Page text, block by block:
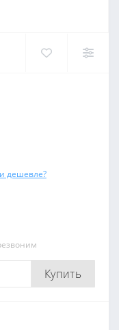
дешевле?
Купить